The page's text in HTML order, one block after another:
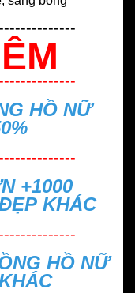
HỒ NỮ
+1000
KHÁC
HỒ NỮ